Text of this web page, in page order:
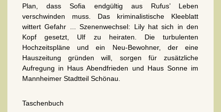
Plan, dass Sofia endgültig aus Rufus’ Leben
verschwinden muss. Das kriminalistische Kleeblatt
wittert Gefahr ... Szenenwechsel: Lily hat sich in den
Kopf gesetzt, Ulf zu heiraten. Die turbulenten
Hochzeitspläne und ein Neu-Bewohner, der eine
Hauszeitung gründen will, sorgen für zusätzliche
Aufregung in Haus Abendfrieden und Haus Sonne im
Mannheimer Stadtteil Schönau.
Taschenbuch